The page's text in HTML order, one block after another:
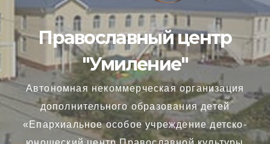
Православный центр
"Умиление"
Автономная некоммерческая организация
дополнительного образования детей
«Епархиальное особое учреждение детско-